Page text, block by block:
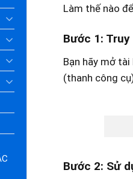
Làm thế nào
Bước 1:
Bạn hãy mở
(thanh công
Bước 2: Sử